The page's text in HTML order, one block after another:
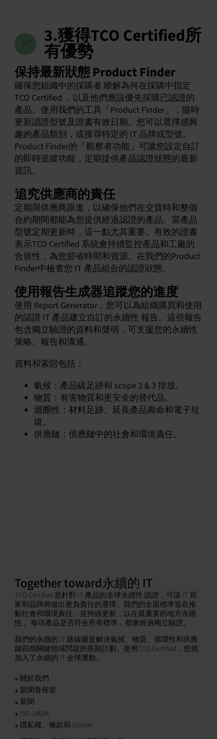
3.獲得TCO Certified所
有優勢
保持最新狀態 Product Finder
確保您組織中的採購者 瞭解為何在採購中指定
TCO Certified ，以及他們應該優先採購已認證的
產品。使用我們的工具「Product Finder」，隨時
更新認證型號及證書有效日期。您可以選擇感興
趣的產品類別，或搜尋特定的 IT 品牌或型號。
Product Finder的「觀察者功能」可讓您設定自訂
的即時追蹤功能，定期提供產品認證狀態的最新
資訊。
追究供應商的責任
定期與供應商跟進，以確保他們在交貨時和整個
合約期間都能為您提供經過認證的產品。當產品
型號定期更新時，這一點尤其重要。有效的證書
表示TCO Certified 系統會持續監控產品和工廠的
合規性，為您節省時間和資源。在我們的Product
Finder中檢查您 IT 產品組合的認證狀態。
使用報告生成器追蹤您的進度
使用 Report Generator，您可以為組織購買和使用
的認證 IT 產品建立自訂的永續性 報告。這些報告
包含獨立驗證的資料和聲明，可支援您的永續性
策略、報告和溝通。
資料和索賠包括：
氣候：產品碳足跡和 scope 2 & 3 排放。
物質：有害物質和更安全的替代品。
迴圈性：材料足跡、延長產品壽命和電子垃
圾。
供應鏈：供應鏈中的社會和環境責任。
Together toward永續的 IT
TCO Certified 是針對 IT 產品的全球永續性 認證，可讓 IT 買
家和品牌商做出更負責任的選擇。我們的全面標準旨在推
動社會和環境責任，並持續更新，以在最重要的地方永續
性 。每項產品是否符合所有標準，都會經過獨立驗證。
我們的永續的 IT 路線圖是解決氣候、物質、循環性和供應
鏈四個關鍵領域問題的長期計劃。使用TCO Certified，您就
加入了永續的 IT 全球運動。
關於我們
新聞發佈室
新聞
ISO 14024
隱私權、條款和 Cookie